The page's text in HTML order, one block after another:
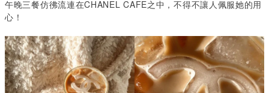
午晚三餐仿彿流連在CHANEL CAFE之中，不得不讓人佩服她的用
心！